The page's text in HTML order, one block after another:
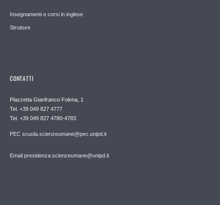
Insegnamenti e corsi in inglese
Strutture
CONTATTI
Piazzetta Gianfranco Folena, 1
Tel. +39 049 827 4777
Tel. +39 049 827 4780-4783
PEC scuola.scienzeumane@pec.unipd.it
Email presidenza.scienzeumane@unipd.it